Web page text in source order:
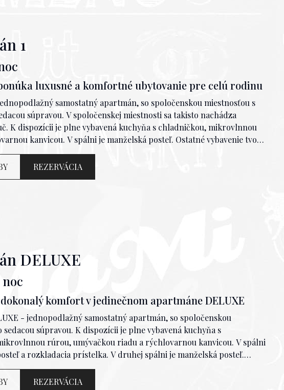
1
luxusné a komfortné ubytovanie pre celú rodinu
samostatný apartmán, so spoločenskou miestnosťou s
súpravou. V spoločenskej miestnosti sa takisto nachádza
K dispozícii je plne vybavená kuchyňa s chladničkou, mikrovlnnou
kanvicou. V spálni je manželská posteľ. Ostatné vybavenie tvorí
kútom. Toaleta je samostatne. Satelitná televízia, Wifi
základná hygiena (šampón, sprvhový gél a telové mlieko)
chýbať. Apartmán takisto disponuje balkónom s príjemným
REZERVÁCIA
DELUXE
komfort v jedinečnom apartmáne DELUXE
- jednopodlažný samostatný apartmán, so spoločenskou
sedacou súpravou. K dispozícii je plne vybavená kuchyňa s
rúrou, umývačkou riadu a rýchlovarnou kanvicou. V spálni
a rozkladacia prístelka. V druhej spálni je manželská posteľ.
tvorí kúpeľňa so sprchovým kútom a toaletou, satelitná televízia,
práčka, uteráky, základná hygiena (šampón, sprchový gél a telové
REZERVÁCIA